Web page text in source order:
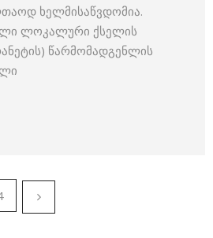
ხელმისაწვდომია.
ლოკალური ქსელის
წარმომადგენლის